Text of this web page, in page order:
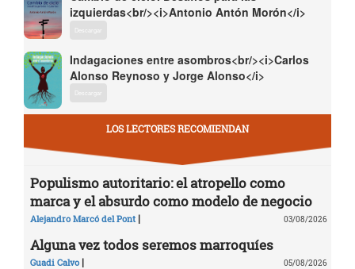
izquierdas<br/><i>Antonio Antón Morón</i>
Descargar
Indagaciones entre asombros<br/><i>Carlos
Alonso Reynoso y Jorge Alonso</i>
Descargar
LOS LECTORES RECOMIENDAN
Populismo autoritario: el atropello como
marca y el absurdo como modelo de negocio
Alejandro Marcó del Pont | 03/08/2026
Alguna vez todos seremos marroquíes
Guadi Calvo | 05/08/2026